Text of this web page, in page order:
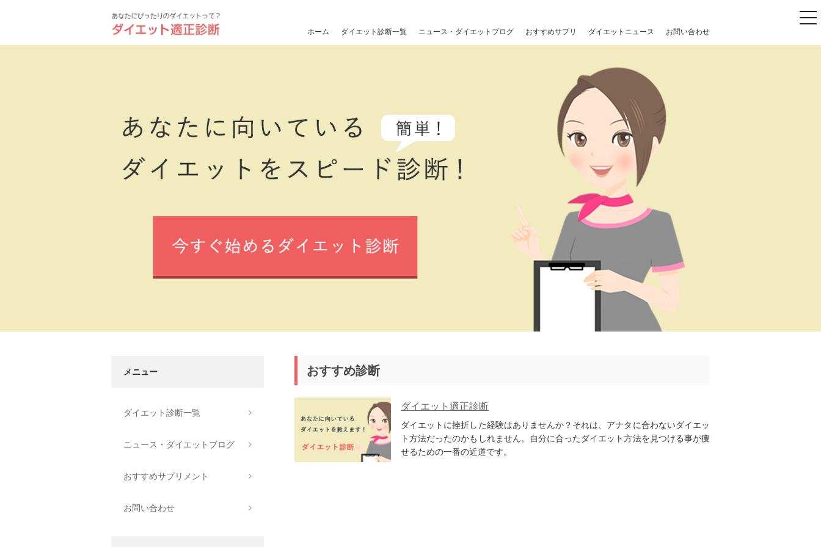
ホーム ダイエット診断一覧 ニュース・ダイエットブログ おすすめサプリ ダイエットニュース お問い合わせ
おすすめ診断
ダイエット適正診断
ダイエットに挫折した経験はありませんか？それは、アナタに合わないダイエッ
ト方法だったのかもしれません。自分に合ったダイエット方法を見つける事が痩
せるための一番の近道です。
メニュー
ダイエット診断一覧
ニュース・ダイエットブログ
おすすめサプリメント
お問い合わせ